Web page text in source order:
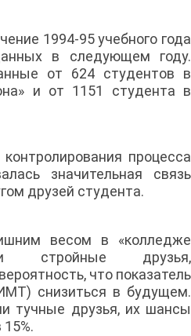
1994-95 учебного года
в следующем году.
от 624 студентов в
и от 1151 студента в
процесса
значительная связь
друзей студента.
весом в «колледже
стройные друзья,
что показатель
снизиться в будущем.
тучные друзья, их шансы